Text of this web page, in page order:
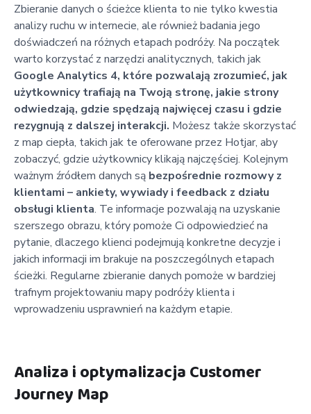
Zbieranie danych o ścieżce klienta to nie tylko kwestia
analizy ruchu w internecie, ale również badania jego
doświadczeń na różnych etapach podróży. Na początek
warto korzystać z narzędzi analitycznych, takich jak
Google Analytics 4, które pozwalają zrozumieć, jak
użytkownicy trafiają na Twoją stronę, jakie strony
odwiedzają, gdzie spędzają najwięcej czasu i gdzie
rezygnują z dalszej interakcji. Możesz także skorzystać
z map ciepła, takich jak te oferowane przez Hotjar, aby
zobaczyć, gdzie użytkownicy klikają najczęściej. Kolejnym
ważnym źródłem danych są bezpośrednie rozmowy z
klientami – ankiety, wywiady i feedback z działu
obsługi klienta. Te informacje pozwalają na uzyskanie
szerszego obrazu, który pomoże Ci odpowiedzieć na
pytanie, dlaczego klienci podejmują konkretne decyzje i
jakich informacji im brakuje na poszczególnych etapach
ścieżki. Regularne zbieranie danych pomoże w bardziej
trafnym projektowaniu mapy podróży klienta i
wprowadzeniu usprawnień na każdym etapie.
Analiza i optymalizacja Customer
Journey Map